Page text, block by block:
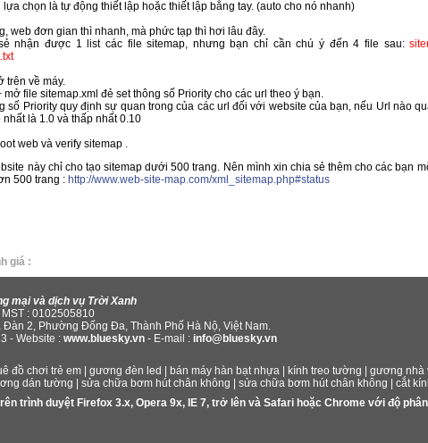
lựa chọn là tự động thiết lập hoặc thiết lập bằng tay. (auto cho nó nhanh)
web đơn gian thì nhanh, mà phức tạp thì hơi lâu đây.
nhận được 1 list các file sitemap, nhưng bạn chỉ cần chú ý đến 4 file sau:
trên về máy.
file sitemap.xml đẻ set thông số Priority cho các url theo ý bạn.
số Priority quy định sự quan trong của các url đối với website của bạn, nếu Url nào
là 1.0 và thấp nhất 0.10
web và verify sitemap .
này chỉ cho tạo sitemap dưới 500 trang. Nên mình xin chia sẻ thêm cho các bạn
500 trang : http://www.web-site-map.com/xml_sitemap.php#status
giá :
mại và dịch vụ Trời Xanh
: 0102505810
Đàn 2, Phường Đống Đa, Thành Phố Hà Nộ, Việt Nam.
- Website : www.bluesky.vn - E-mail : info@bluesky.vn
đồ chơi trẻ em gương đèn led bán máy hàn bạt nhựa kính treo tường gương nhà
dán tường sửa chữa bơm hút chân không sửa chữa bơm hút chân không cắt
trình duyệt Firefox 3.x, Opera 9x, IE 7, trở lên và Safari hoặc Chrome với độ